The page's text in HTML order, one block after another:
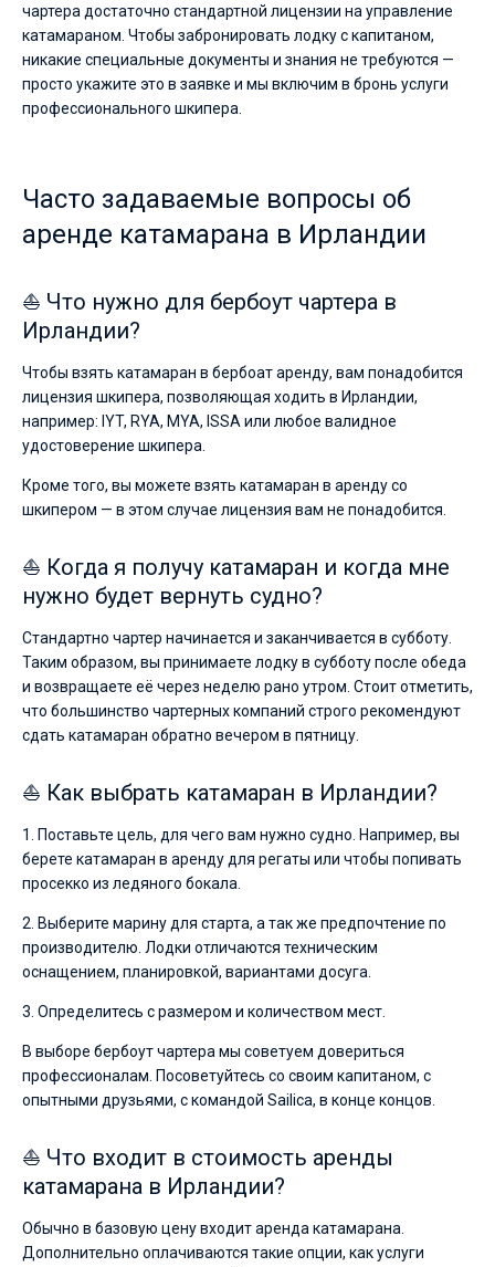
чартера достаточно стандартной лицензии на управление
катамараном. Чтобы забронировать лодку с капитаном,
никакие специальные документы и знания не требуются —
просто укажите это в заявке и мы включим в бронь услуги
профессионального шкипера.
Часто задаваемые вопросы об
аренде катамарана в Ирландии
⛵ Что нужно для бербоут чартера в
Ирландии?
Чтобы взять катамаран в бербоат аренду, вам понадобится
лицензия шкипера, позволяющая ходить в Ирландии,
например: IYT, RYA, MYA, ISSA или любое валидное
удостоверение шкипера.
Кроме того, вы можете взять катамаран в аренду со
шкипером — в этом случае лицензия вам не понадобится.
⛵ Когда я получу катамаран и когда мне
нужно будет вернуть судно?
Стандартно чартер начинается и заканчивается в субботу.
Таким образом, вы принимаете лодку в субботу после обеда
и возвращаете её через неделю рано утром. Стоит отметить,
что большинство чартерных компаний строго рекомендуют
сдать катамаран обратно вечером в пятницу.
⛵ Как выбрать катамаран в Ирландии?
1. Поставьте цель, для чего вам нужно судно. Например, вы
берете катамаран в аренду для регаты или чтобы попивать
просекко из ледяного бокала.
2. Выберите марину для старта, а так же предпочтение по
производителю. Лодки отличаются техническим
оснащением, планировкой, вариантами досуга.
3. Определитесь с размером и количеством мест.
В выборе бербоут чартера мы советуем довериться
профессионалам. Посоветуйтесь со своим капитаном, с
опытными друзьями, с командой Sailica, в конце концов.
⛵ Что входит в стоимость аренды
катамарана в Ирландии?
Обычно в базовую цену входит аренда катамарана.
Дополнительно оплачиваются такие опции, как услуги